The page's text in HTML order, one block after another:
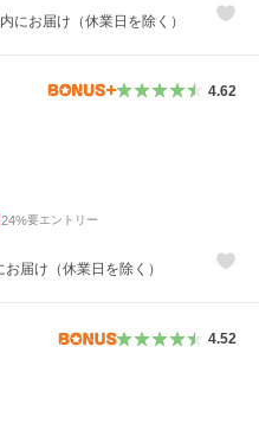
にお届け（休業日を除く）
4.62
24%要エントリー
届け（休業日を除く）
4.52